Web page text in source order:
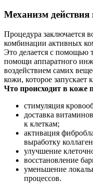
Механизм действия
Процедура заключается
комбинации активных
Это делается с помощью
помощи аппаратного
воздействием самих
кожи, которое запускает
Что происходит в коже
стимуляция
доставка
к клеткам;
активация
выработку
улучшение
восстановление
уменьшение
процессов.